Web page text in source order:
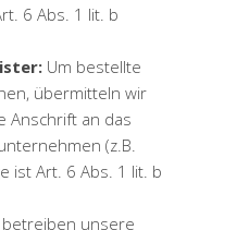
6 Abs. 1 lit. b
Um bestellte
übermitteln wir
Anschrift an das
(z.B.
ist Art. 6 Abs. 1 lit. b
betreiben unsere